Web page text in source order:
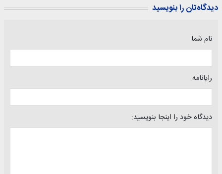
دیدگاه‌تان را بنویسید
نام شما
رایانامه
دیدگاه خود را اینجا بنویسید: